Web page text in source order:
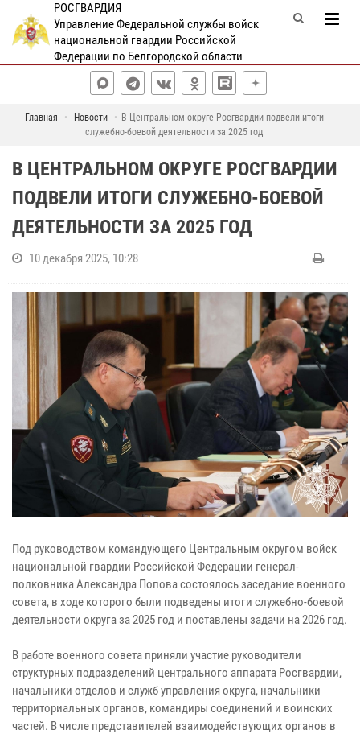
РОСГВАРДИЯ
Управление Федеральной службы войск
национальной гвардии Российской
Федерации по Белгородской области
Главная Новости
В Центральном округе Росгвардии подвели итоги
служебно-боевой деятельности за 2025 год
В ЦЕНТРАЛЬНОМ ОКРУГЕ РОСГВАРДИИ
ПОДВЕЛИ ИТОГИ СЛУЖЕБНО-БОЕВОЙ
ДЕЯТЕЛЬНОСТИ ЗА 2025 ГОД
10 декабря 2025, 10:28
Под руководством командующего Центральным округом войск
национальной гвардии Российской Федерации генерал-
полковника Александра Попова состоялось заседание военного
совета, в ходе которого были подведены итоги служебно-боевой
деятельности округа за 2025 год и поставлены задачи на 2026 год.
В работе военного совета приняли участие руководители
структурных подразделений центрального аппарата Росгвардии,
начальники отделов и служб управления округа, начальники
территориальных органов, командиры соединений и воинских
частей. В числе представителей взаимодействующих органов в